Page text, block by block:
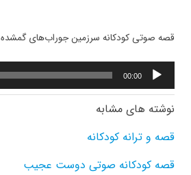
قصه صوتی کودکانه سرزمین جوراب‌های گمشده
پخش‌کننده
صوت
00:00
نوشته های مشابه
قصه و ترانه کودکانه
قصه کودکانه صوتی دوست عجیب